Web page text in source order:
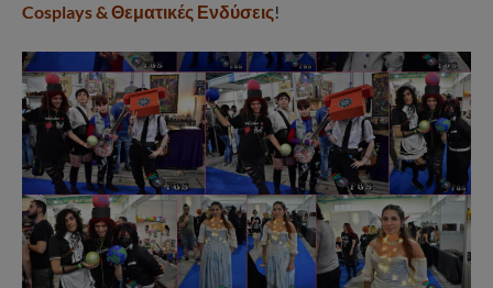
Cosplays & Θεματικές Ενδύσεις!